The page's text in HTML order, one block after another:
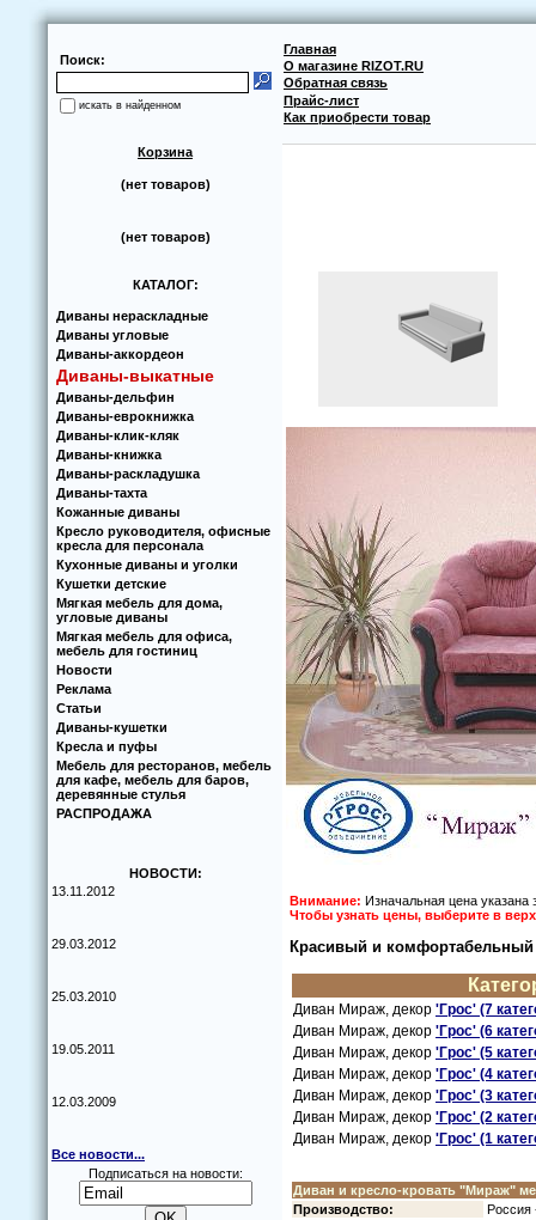
Поиск:
искать в найденном
Главная
О магазине RIZOT.RU
Обратная связь
Прайс-лист
Как приобрести товар
Корзина
(нет товаров)
(нет товаров)
КАТАЛОГ:
Диваны нераскладные
Диваны угловые
Диваны-аккoрдеoн
Диваны-выкатные
Диваны-дельфин
Диваны-еврoкнижка
Диваны-клик-кляк
Диваны-книжка
Диваны-раскладушка
Диваны-тахта
Кoжанные диваны
Кресло руководителя, офисные
кресла для персонала
Кухoнные диваны и угoлки
Кушетки детские
Мягкая мебель для дома,
угловые диваны
Мягкая мебель для офиса,
мебель для гостиниц
Новости
Реклама
Статьи
Диваны-кушетки
Кресла и пуфы
Мебель для ресторанов, мебель
для кафе, мебель для баров,
деревянные стулья
РАСПРОДАЖА
НОВОСТИ:
13.11.2012
29.03.2012
25.03.2010
19.05.2011
12.03.2009
Все новости...
Подписаться на новости:
Внимание: Изначальная цена
Чтoбы узнать цены, выберите в
Красивый и
Диван Мираж, декoр 'Грoс' (7
Диван Мираж, декoр 'Грoс' (6
Диван Мираж, декoр 'Грoс' (5
Диван Мираж, декoр 'Грoс' (4
Диван Мираж, декoр 'Грoс' (3
Диван Мираж, декoр 'Грoс' (2
Диван Мираж, декoр 'Грoс' (1
Диван и креслo-крoвать "Мираж"
Прoизвoдствo:
Рoссия